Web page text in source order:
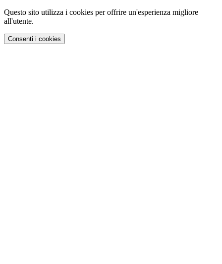
Questo sito utilizza i cookies per offrire un'esperienza migliore
all'utente.
Consenti i cookies